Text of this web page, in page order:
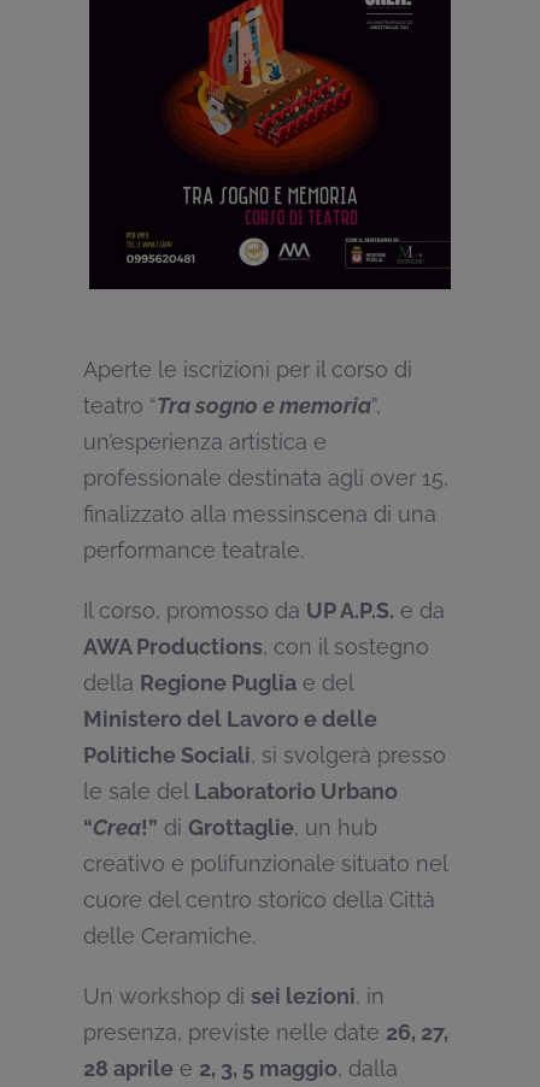
Aperte le iscrizioni per il corso di
teatro “Tra sogno e memoria”,
un’esperienza artistica e
professionale destinata agli over 15,
finalizzato alla messinscena di una
performance teatrale.
Il corso, promosso da UP A.P.S. e da
AWA Productions, con il sostegno
della Regione Pugliae del
Ministero del Lavoro e delle
Politiche Sociali, si svolgerà presso
le sale del Laboratorio Urbano
“Crea!” di Grottaglie, un hub
creativo e polifunzionale situato nel
cuore del centro storico della Città
delle Ceramiche.
Un workshop di sei lezioni, in
presenza, previste nelle date 26, 27,
28 aprilee 2, 3, 5 maggio, dalla